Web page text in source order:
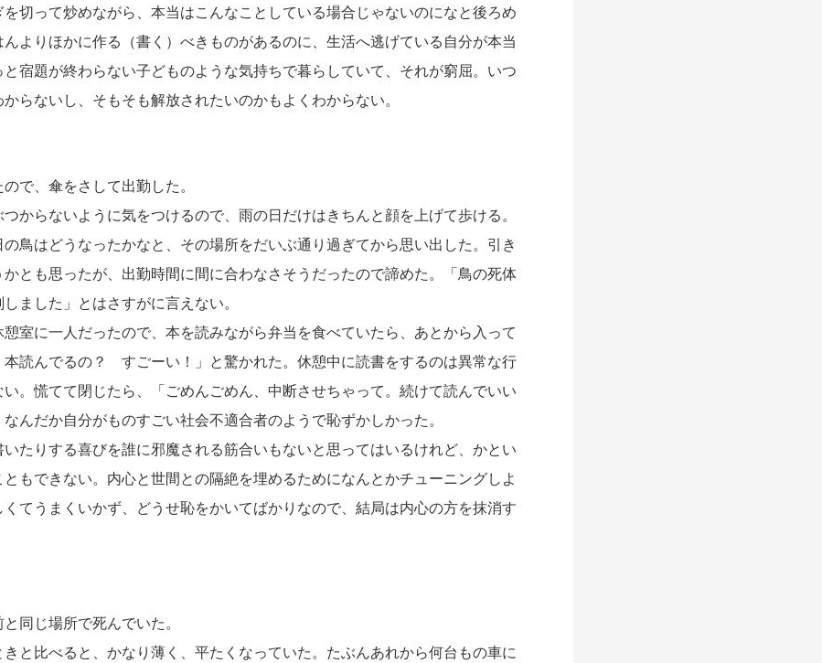
切って炒めながら、本当はこんなことしている場合じゃないのになと後ろめ
よりほかに作る（書く）べきものがあるのに、生活へ逃げている自分が本当
宿題が終わらない子どものような気持ちで暮らしていて、それが窮屈。いつ
らないし、そもそも解放されたいのかもよくわからない。
で、傘をさして出勤した。
からないように気をつけるので、雨の日だけはきちんと顔を上げて歩ける。
鳥はどうなったかなと、その場所をだいぶ通り過ぎてから思い出した。引き
とも思ったが、出勤時間に間に合わなさそうだったので諦めた。「鳥の死体
ました」とはさすがに言えない。
室に一人だったので、本を読みながら弁当を食べていたら、あとから入って
本読んでるの？ すごーい！」と驚かれた。休憩中に読書をするのは異常な行
。慌てて閉じたら、「ごめんごめん、中断させちゃって。続けて読んでいい
んだか自分がものすごい社会不適合者のようで恥ずかしかった。
たりする喜びを誰に邪魔される筋合いもないと思ってはいるけれど、かとい
もできない。内心と世間との隔絶を埋めるためになんとかチューニングしよ
くてうまくいかず、どうせ恥をかいてばかりなので、結局は内心の方を抹消す
同じ場所で死んでいた。
と比べると、かなり薄く、平たくなっていた。たぶんあれから何台もの車に